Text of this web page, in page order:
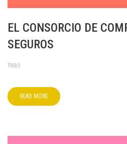
EL CONSORCIO DE
SEGUROS
TRIBO
READ MORE